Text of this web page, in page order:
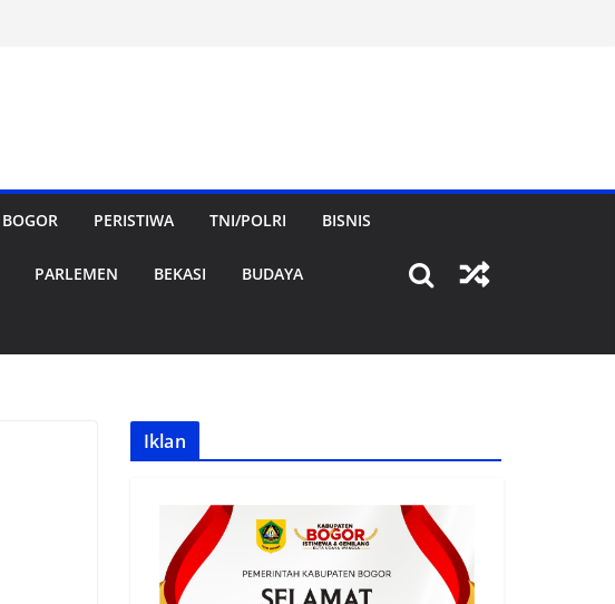
BOGOR PERISTIWA TNI/POLRI BISNIS
PARLEMEN BEKASI BUDAYA
Iklan